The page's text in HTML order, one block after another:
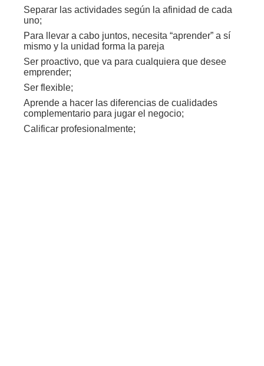
Separar las actividades según la afinidad de cada
uno;
Para llevar a cabo juntos, necesita “aprender” a sí
mismo y la unidad forma la pareja
Ser proactivo, que va para cualquiera que desee
emprender;
Ser flexible;
Aprende a hacer las diferencias de cualidades
complementario para jugar el negocio;
Calificar profesionalmente;